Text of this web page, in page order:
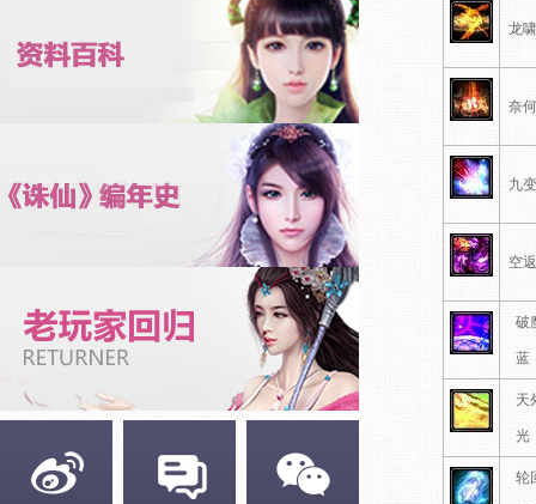
龙
奈
九
空
破
蓝
天
光
轮